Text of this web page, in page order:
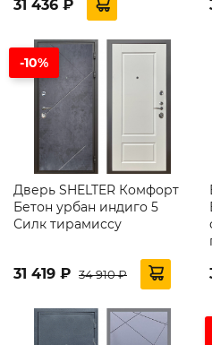
31 436 ₽
-10%
Дверь SHELTER Комфорт
Бетон урбан индиго 5
Силк тирамиссу
31 419 ₽ 34 910 ₽